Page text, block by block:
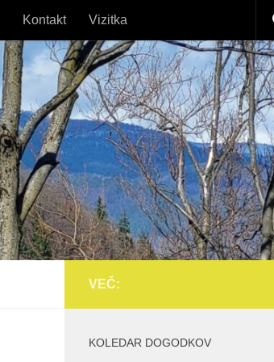
Kontakt Vizitka
VEČ:
KOLEDAR DOGODKOV